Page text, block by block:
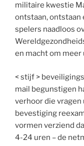
militaire kwestie
ontstaan, ontstaan
spelers naadloos
en macht om
< stijf >
mail begunstigen
verhoor die
bevestiging
vormen verziend
4-24 uren – de